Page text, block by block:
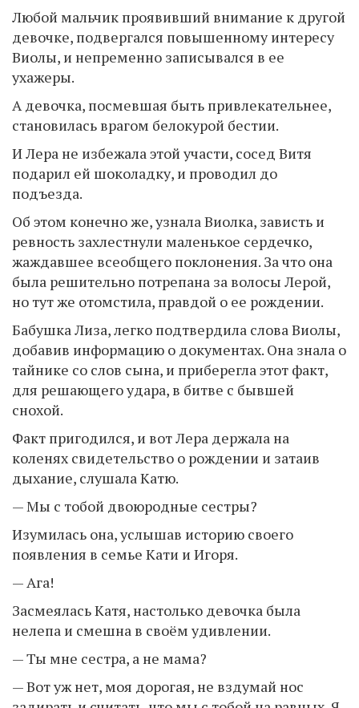
Любой мальчик проявивший внимание к другой
девочке, подвергался повышенному интересу
Виолы, и непременно записывался в ее
ухажеры.
А девочка, посмевшая быть привлекательнее,
становилась врагом белокурой бестии.
И Лера не избежала этой участи, сосед Витя
подарил ей шоколадку, и проводил до
подъезда.
Об этом конечно же, узнала Виолка, зависть и
ревность захлестнули маленькое сердечко,
жаждавшее всеобщего поклонения. За что она
была решительно потрепана за волосы Лерой,
но тут же отомстила, правдой о ее рождении.
Бабушка Лиза, легко подтвердила слова Виолы,
добавив информацию о документах. Она знала о
тайнике со слов сына, и приберегла этот факт,
для решающего удара, в битве с бывшей
снохой.
Факт пригодился, и вот Лера держала на
коленях свидетельство о рождении и затаив
дыхание, слушала Катю.
— Мы с тобой двоюродные сестры?
Изумилась она, услышав историю своего
появления в семье Кати и Игоря.
— Ага!
Засмеялась Катя, настолько девочка была
нелепа и смешна в своём удивлении.
— Ты мне сестра, а не мама?
— Вот уж нет, моя дорогая, не вздумай нос